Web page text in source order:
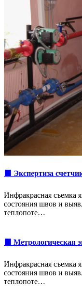
🟩 Экспертиза
Инфракрасная съемка
состояния швов и
теплопоте…
🟩 Метрологическая
Инфракрасная съемка
состояния швов и
теплопоте…